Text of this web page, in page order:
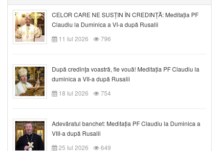
CELOR CARE NE SUSȚIN ÎN CREDINȚĂ: Meditația PF
Claudiu la Duminica a VI-a după Rusalii
11 Iul 2026
796
După credinţa voastră, fie vouă! Meditația PF Claudiu la
duminica a VII-a după Rusalii
18 Iul 2026
754
Adevăratul banchet: Meditația PF Claudiu la Duminica a
VIII-a după Rusalii
25 Iul 2026
649